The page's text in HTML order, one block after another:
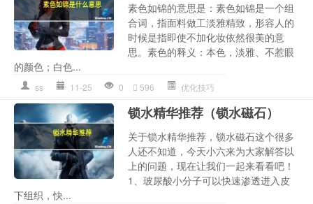
素色如锦的意思是：素色如锦是一个组
合词，指面料做工淡雅精致，形容人的
时候是指即使不加化妆依然很美的意
思。素色的释义：本色，淡雅、不惹眼
的颜色；白色...
ss 11-25 0 596 优化技巧
锁水精华推荐（锁水磁石）
关于锁水精华推荐，锁水磁石这个很多
人还不知道，今天小六来为大家解答以
上的问题，现在让我们一起来看看吧！
1、玻尿酸小分子可以快速渗透进入皮
下组织，快...